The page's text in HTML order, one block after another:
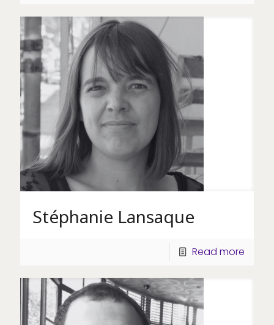
Stéphanie Lansaque
Read more